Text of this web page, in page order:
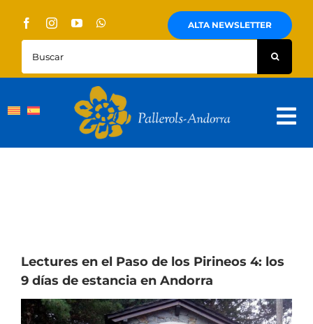
content
ALTA NEWSLETTER
Buscar:
Quienes Somos
Territorio y cultura
Noticias
Lectures en el Paso de los Pirineos 4: los
9 días de estancia en Andorra